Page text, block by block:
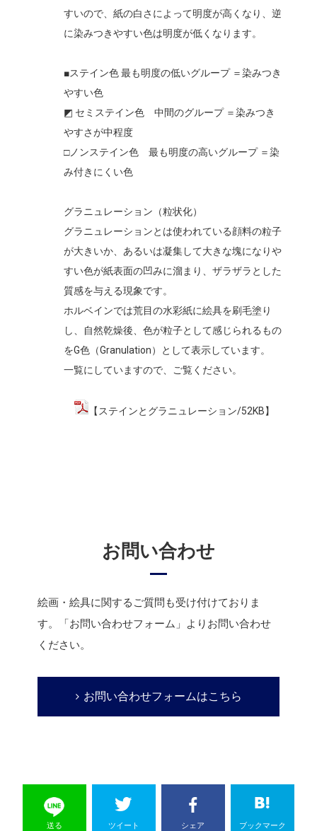
すいので、紙の白さによって明度が高くなり、逆
に染みつきやすい色は明度が低くなります。
■ステイン色 最も明度の低いグループ ＝染みつき
やすい色
◩ セミステイン色 中間のグループ ＝染みつき
やすさが中程度
□ノンステイン色 最も明度の高いグループ ＝染
み付きにくい色
グラニュレーション（粒状化）
グラニュレーションとは使われている顔料の粒子
が大きいか、あるいは凝集して大きな塊になりや
すい色が紙表面の凹みに溜まり、ザラザラとした
質感を与える現象です。
ホルベインでは荒目の水彩紙に絵具を刷毛塗り
し、自然乾燥後、色が粒子として感じられるもの
をG色（Granulation）として表示しています。
一覧にしていますので、ご覧ください。
【ステインとグラニュレーション/52KB】
お問い合わせ
絵画・絵具に関するご質問も受け付けておりま
す。
「お問い合わせフォーム」よりお問い合わせ
ください。
お問い合わせフォームはこちら
送る ツイート シェア ブックマーク